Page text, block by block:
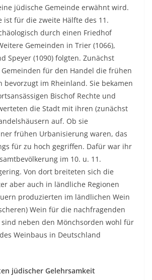
jüdische Gemeinde erwähnt wird.
ist für die zweite Hälfte des 11.
durch einen Friedhof
Gemeinden in Trier (1066),
Speyer (1090) folgten. Zunächst
für den Handel die frühen
bevorzugt im Rheinland. Sie bekamen
Bischof Rechte und
die Stadt mit ihren (zunächst
auf. Ob sie
frühen Urbanisierung waren, das
für zu hoch gegriffen. Dafür war ihr
im 10. u. 11.
Von dort breiteten sich die
aber auch in ländliche Regionen
produzierten im ländlichen Wein
Wein für die nachfragenden
neben den Mönchsorden wohl für
Weinbaus in Deutschland
jüdischer Gelehrsamkeit